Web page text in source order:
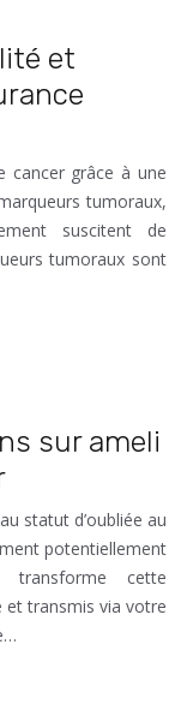
et
cancer grâce à une
tumoraux,
suscitent de
tumoraux sont
sur ameli
statut d’oubliée au
potentiellement
transforme cette
et transmis via votre